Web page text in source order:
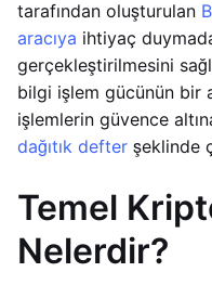
tarafından oluşturulan
aracıya ihtiyaç
gerçekleştirilmesini
bilgi işlem gücünün bir
işlemlerin güvence
dağıtık defter şeklinde
Temel
Nelerdir?